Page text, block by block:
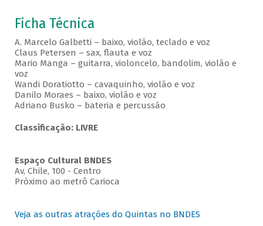
Ficha Técnica
A. Marcelo Galbetti – baixo, violão, teclado e voz
Claus Petersen – sax, flauta e voz
Mario Manga – guitarra, violoncelo, bandolim, violão e
voz
Wandi Doratiotto – cavaquinho, violão e voz
Danilo Moraes – baixo, violão e voz
Adriano Busko – bateria e percussão
Classificação: LIVRE
Espaço Cultural BNDES
Av, Chile, 100 - Centro
Próximo ao metrô Carioca
Veja as outras atrações do Quintas no BNDES